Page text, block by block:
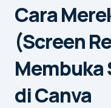
Cara
(Screen
Membuka
di Canva